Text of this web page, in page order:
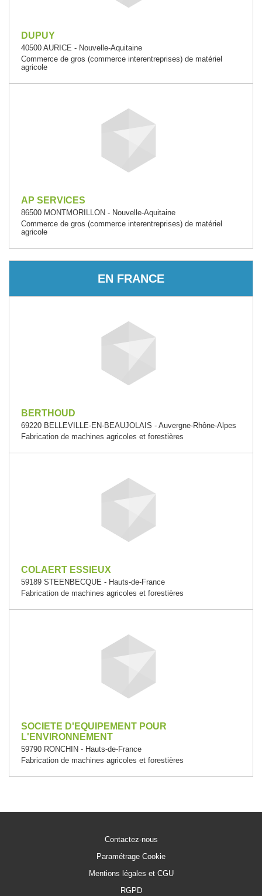
DUPUY
40500 AURICE - Nouvelle-Aquitaine
Commerce de gros (commerce interentreprises) de matériel
agricole
AP SERVICES
86500 MONTMORILLON - Nouvelle-Aquitaine
Commerce de gros (commerce interentreprises) de matériel
agricole
EN FRANCE
BERTHOUD
69220 BELLEVILLE-EN-BEAUJOLAIS - Auvergne-Rhône-Alpes
Fabrication de machines agricoles et forestières
COLAERT ESSIEUX
59189 STEENBECQUE - Hauts-de-France
Fabrication de machines agricoles et forestières
SOCIETE D'EQUIPEMENT POUR
L'ENVIRONNEMENT
59790 RONCHIN - Hauts-de-France
Fabrication de machines agricoles et forestières
Contactez-nous
Paramétrage Cookie
Mentions légales et CGU
RGPD